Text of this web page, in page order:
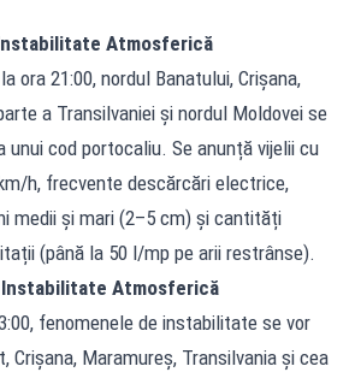
Atmosferică
ora 21:00, nordul Banatului, Crișana,
a Transilvaniei și nordul Moldovei se
unui cod portocaliu. Se anunță vijelii cu
h, frecvente descărcări electrice,
medii și mari (2–5 cm) și cantități
(până la 50 l/mp pe arii restrânse).
Instabilitate Atmosferică
fenomenele de instabilitate se vor
Crișana, Maramureș, Transilvania și cea